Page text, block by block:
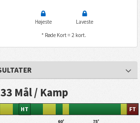
Højeste
Laveste
* Røde Kort = 2 kort.
Mål / Kamp
HT
60' 75'
FT